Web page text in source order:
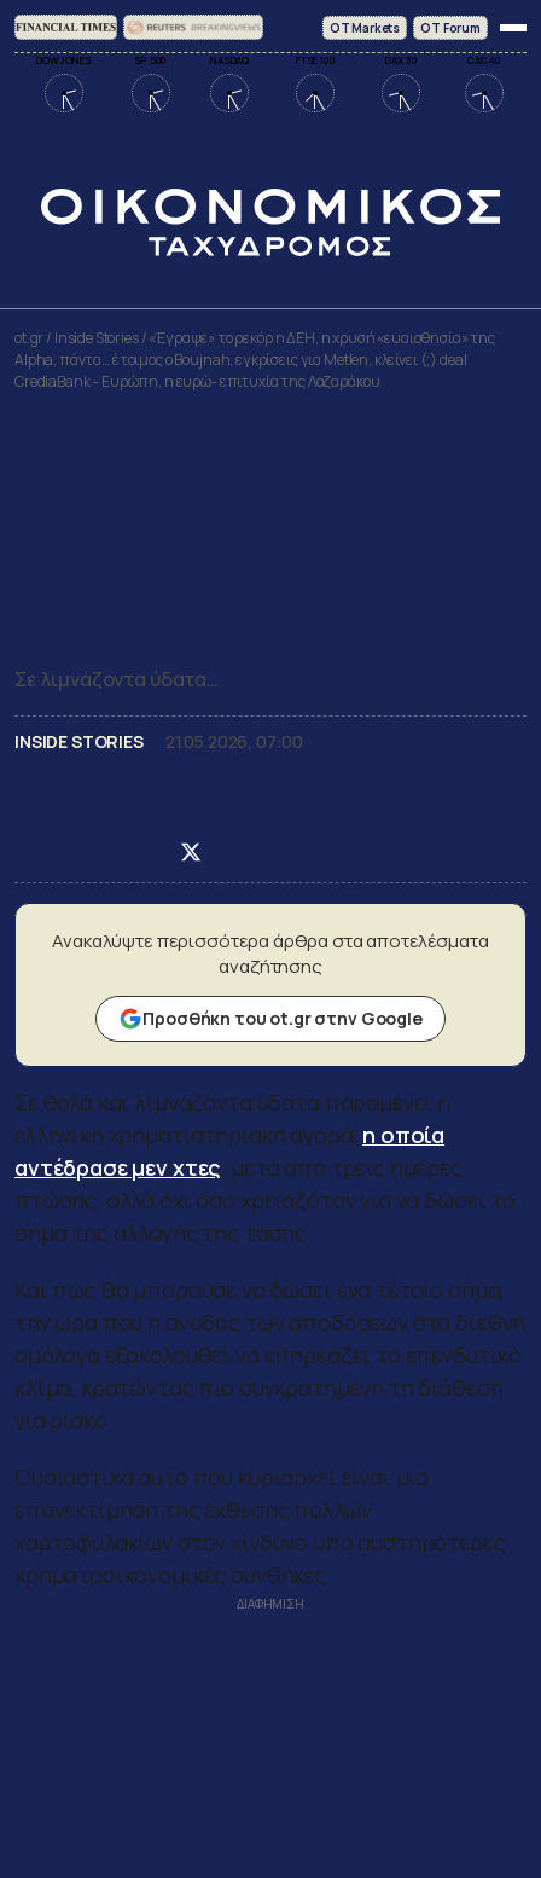
DOW JONES SP 500 NASDAQ FTSE 100 DAX 30 CAC 40
ΟΤ Markets OT Forum
ot.gr/ Inside Stories/«Έγραψε» το ρεκόρ η ΔΕΗ, η χρυσή «ευαισθησία» της
Alpha, πάντα… έτοιμος ο Boujnah, εγκρίσεις για Metlen, κλείνει (;) deal
CrediaBank – Ευρώπη, η ευρώ- επιτυχία της Λαζαράκου
Σε λιμνάζοντα ύδατα…
INSIDE STORIES 21.05.2026, 07:00
Ανακαλύψτε περισσότερα άρθρα στα αποτελέσματα
αναζήτησης
Προσθήκη του ot.gr στην Google
Σε θολά και λιμνάζοντα ύδατα παραμένει η
ελληνική χρηματιστηριακή αγορά, η οποία
αντέδρασε μεν χτες, μετά από τρεις ημέρες
πτώσης, αλλά όχι όσο χρειαζόταν για να δώσει το
σήμα της αλλαγής της τάσης.
Και πως θα μπορούσε να δώσει ένα τέτοιο σήμα,
την ώρα που η άνοδος των αποδόσεων στα διεθνή
ομόλογα εξακολουθεί να επηρεάζει το επενδυτικό
κλίμα, κρατώντας πιο συγκρατημένη τη διάθεση
για ρίσκο.
Ουσιαστικά αυτό που κυριαρχεί είναι μια
επανεκτίμηση της έκθεσης πολλών
χαρτοφυλακίων στον κίνδυνο υπό αυστηρότερες
χρηματοοικονομικές συνθήκες.